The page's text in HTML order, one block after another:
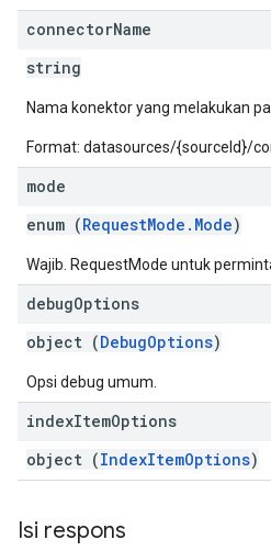
connectorName
string
Nama konektor yang melakukan
Format: datasources/{sourceId}/
mode
enum (RequestMode.Mode)
Wajib. RequestMode untuk
debugOptions
object (DebugOptions)
Opsi debug umum.
indexItemOptions
object (IndexItemOptions)
Isi respons